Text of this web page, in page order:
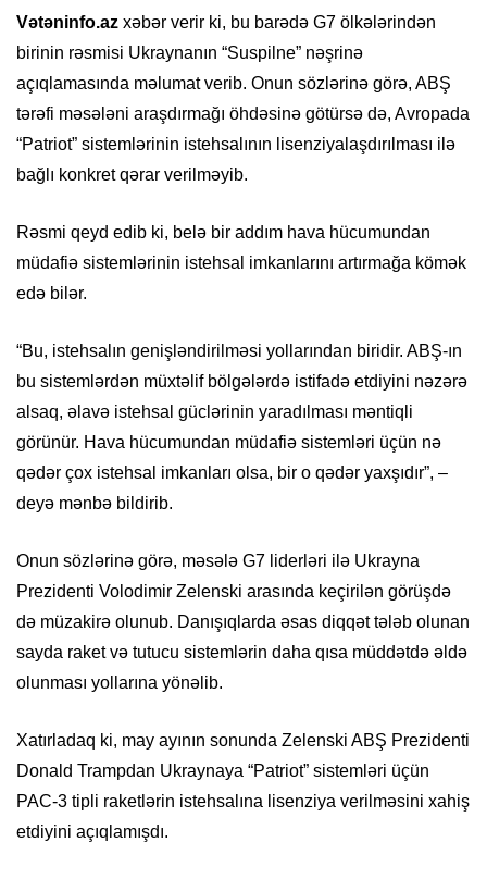
Vətəninfo.az xəbər verir ki, bu barədə G7 ölkələrindən
birinin rəsmisi Ukraynanın “Suspilne” nəşrinə
açıqlamasında məlumat verib. Onun sözlərinə görə, ABŞ
tərəfi məsələni araşdırmağı öhdəsinə götürsə də, Avropada
“Patriot” sistemlərinin istehsalının lisenziyalaşdırılması ilə
bağlı konkret qərar verilməyib.
Rəsmi qeyd edib ki, belə bir addım hava hücumundan
müdafiə sistemlərinin istehsal imkanlarını artırmağa kömək
edə bilər.
“Bu, istehsalın genişləndirilməsi yollarından biridir. ABŞ-ın
bu sistemlərdən müxtəlif bölgələrdə istifadə etdiyini nəzərə
alsaq, əlavə istehsal güclərinin yaradılması məntiqli
görünür. Hava hücumundan müdafiə sistemləri üçün nə
qədər çox istehsal imkanları olsa, bir o qədər yaxşıdır”, –
deyə mənbə bildirib.
Onun sözlərinə görə, məsələ G7 liderləri ilə Ukrayna
Prezidenti Volodimir Zelenski arasında keçirilən görüşdə
də müzakirə olunub. Danışıqlarda əsas diqqət tələb olunan
sayda raket və tutucu sistemlərin daha qısa müddətdə əldə
olunması yollarına yönəlib.
Xatırladaq ki, may ayının sonunda Zelenski ABŞ Prezidenti
Donald Trampdan Ukraynaya “Patriot” sistemləri üçün
PAC-3 tipli raketlərin istehsalına lisenziya verilməsini xahiş
etdiyini açıqlamışdı.